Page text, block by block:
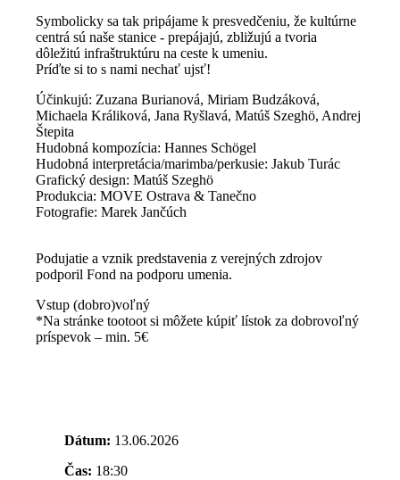
Symbolicky sa tak pripájame k presvedčeniu, že kultúrne
centrá sú naše stanice - prepájajú, zbližujú a tvoria
dôležitú infraštruktúru na ceste k umeniu.
Príďte si to s nami nechať ujsť!
Účinkujú: Zuzana Burianová, Miriam Budzáková,
Michaela Králiková, Jana Ryšlavá, Matúš Szeghö, Andrej
Štepita
Hudobná kompozícia: Hannes Schögel
Hudobná interpretácia/marimba/perkusie: Jakub Turác
Grafický design: Matúš Szeghö
Produkcia: MOVE Ostrava & Tanečno
Fotografie: Marek Jančúch
Podujatie a vznik predstavenia z verejných zdrojov
podporil Fond na podporu umenia.
​Vstup (dobro)voľný
*Na stránke tootoot si môžete kúpiť lístok za dobrovoľný
príspevok – min. 5€
Dátum: 13.06.2026
Čas: 18:30